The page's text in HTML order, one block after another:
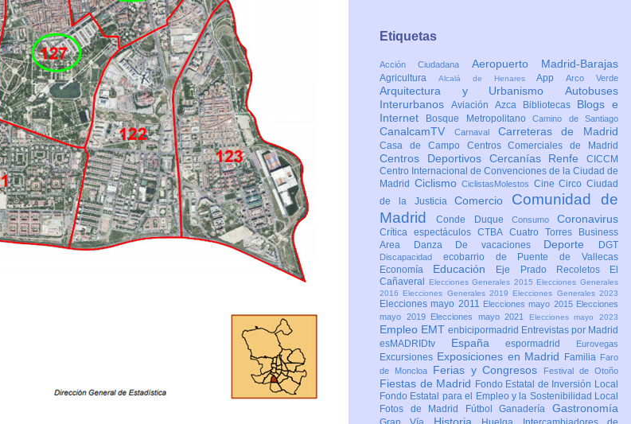
Etiquetas
Acción Ciudadana Aeropuerto Madrid-Barajas
Agricultura Alcalá de HenaresAppArco Verde
Arquitectura y Urbanismo Autobuses
Interurbanos Aviación Azca Bibliotecas Blogs e
Internet
Bosque MetropolitanoCamino de Santiago
CanalcamTV Carnaval Carreteras de Madrid
Casa de Campo Centros Comerciales de Madrid
Centros Deportivos Cercanías Renfe CICCM
Centro Internacional de Convenciones de la Ciudad de
Madrid CiclismoCiclistasMolestos CineCircoCiudad
de la JusticiaComercio Comunidad de
MadridConde Duque Consumo Coronavirus
Crítica espectáculosCTBA Cuatro Torres Business
Area
Danza De vacaciones Deporte DGT
Discapacidad ecobarrio de Puente de Vallecas
Economía Educación Eje Prado Recoletos
El
Cañaveral
Elecciones Generales 2015 Elecciones Generales
2016 Elecciones Generales 2019 Elecciones Generales 2023
Elecciones mayo 2011 Elecciones mayo 2015 Elecciones
mayo 2019
Elecciones mayo 2021 Elecciones mayo 2023
Empleo EMT enbicipormadrid Entrevistas por Madrid
esMADRIDtv Españaespormadrid Eurovegas
Excursiones Exposiciones en Madrid Familia Faro
de Moncloa
Ferias y Congresos Festival de Otoño
Fiestas de Madrid Fondo Estatal de Inversión Local
Fondo Estatal para el Empleo y la Sostenibilidad Local
Fotos de Madrid
FútbolGanaderíaGastronomía